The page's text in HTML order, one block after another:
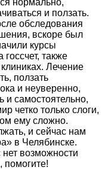
нормально,
и ползать.
обследования
вскоре был
курсы
также
Лечение
ползать
и неуверенно,
и самостоятельно,
четко только слоги,
ему сложно.
и сейчас нам
в Челябинске.
нет возможности
помогите!